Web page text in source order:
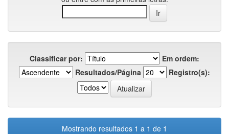
Classificar por:
Em ordem:
Resultados/Página
Registro(s):
Mostrando resultados 1 a 1 de 1